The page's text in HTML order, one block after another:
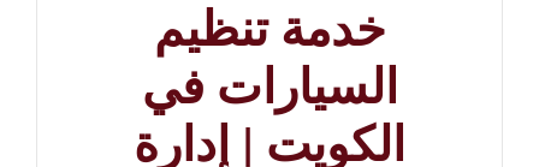
خدمة تنظيم
السيارات في
الكويت | إدارة